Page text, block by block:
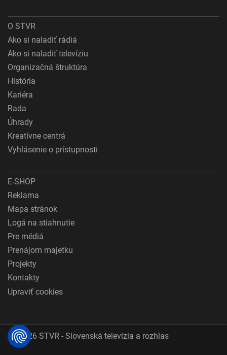
O STVR
Ako si naladiť rádiá
Ako si naladiť televíziu
Organizačná štruktúra
História
Kariéra
Rada
Úhrady
Kreatívne centrá
Vyhlásenie o prístupnosti
E-SHOP
Reklama
Mapa stránok
Logá na stiahnutie
Pre médiá
Prenájom majetku
Projekty
Kontakty
Upraviť cookies
© 2026 STVR - Slovenská televízia a rozhlas